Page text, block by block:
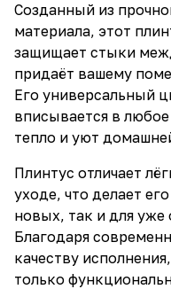
Созданный из
материала, этот
защищает стыки
придаёт вашему
Его универсальный
вписывается в
тепло и уют
Плинтус отличает
уходе, что делает
новых, так и для уже
Благодаря
качеству
только